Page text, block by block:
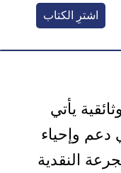
اشترِ الكتاب
يأتي
دعم وإحياء
النقدية